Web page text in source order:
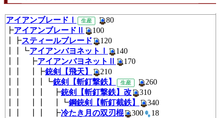
アイアンブレードⅠ 生産
┣アイアンブレードⅡ
100
┃┣スティールブレード
120
┃┃┗アイアンバヨネットⅠ
140
┃┃ ┣アイアンバヨネットⅡ
170
┃┃ ┃┣銃剣【飛天】
210
┃┃ ┃┃┗銃剣【斬釘撃鉄】 生産
260
┃┃ ┃┃ ┣銃剣【斬釘撃鉄】改
310
┃┃ ┃┃ ┃┗鋼銃剣【斬釘截鉄】
340
┃┃ ┃┃ ┣冷たき月の双刃棍 300
18